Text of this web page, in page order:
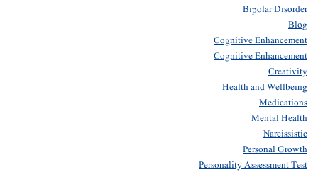
Bipolar Disorder
Blog
Cognitive Enhancement
Cognitive Enhancement
Creativity
Health and Wellbeing
Medications
Mental Health
Narcissistic
Personal Growth
Personality Assessment Test